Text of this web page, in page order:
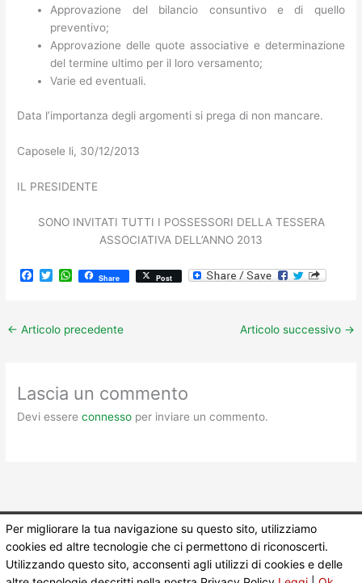
Approvazione del bilancio consuntivo e di quello
preventivo;
Approvazione delle quote associative e determinazione
del termine ultimo per il loro versamento;
Varie ed eventuali.
Data l’importanza degli argomenti si prega di non mancare.
Caposele li, 30/12/2013
IL PRESIDENTE
SONO INVITATI TUTTI I POSSESSORI DELLA TESSERA
ASSOCIATIVA DELL’ANNO 2013
F
b
T
t
W
h
s
A
Share Post
← Articolo precedente Articolo successivo →
Lascia un commento
Devi essereconnesso per inviare un commento.
Copyright © 2026Pubblica Assistenza Caposele| Powered by
FiXuapp.com
Per migliorare la tua navigazione su questo sito, utilizziamo
cookies ed altre tecnologie che ci permettono di riconoscerti.
Utilizzando questo sito, acconsenti agli utilizzi di cookies e delle